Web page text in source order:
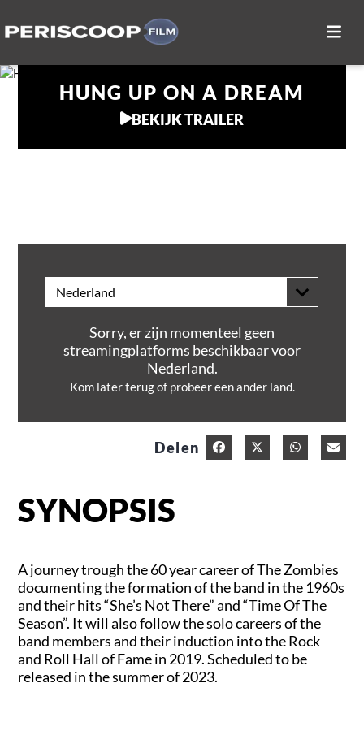
HUNG UP ON A DREAM
BEKIJK TRAILER
SYNOPSIS
A journey trough the 60 year career of The Zombies
documenting the formation of the band in the 1960s
and their hits “She’s Not There” and “Time Of The
Season”. It will also follow the solo careers of the
band members and their induction into the Rock
and Roll Hall of Fame in 2019. Scheduled to be
released in the summer of 2023.
Nederland
Sorry, er zijn momenteel geen
streamingplatforms beschikbaar voor
Nederland.
Kom later terug of probeer een ander land.
Delen